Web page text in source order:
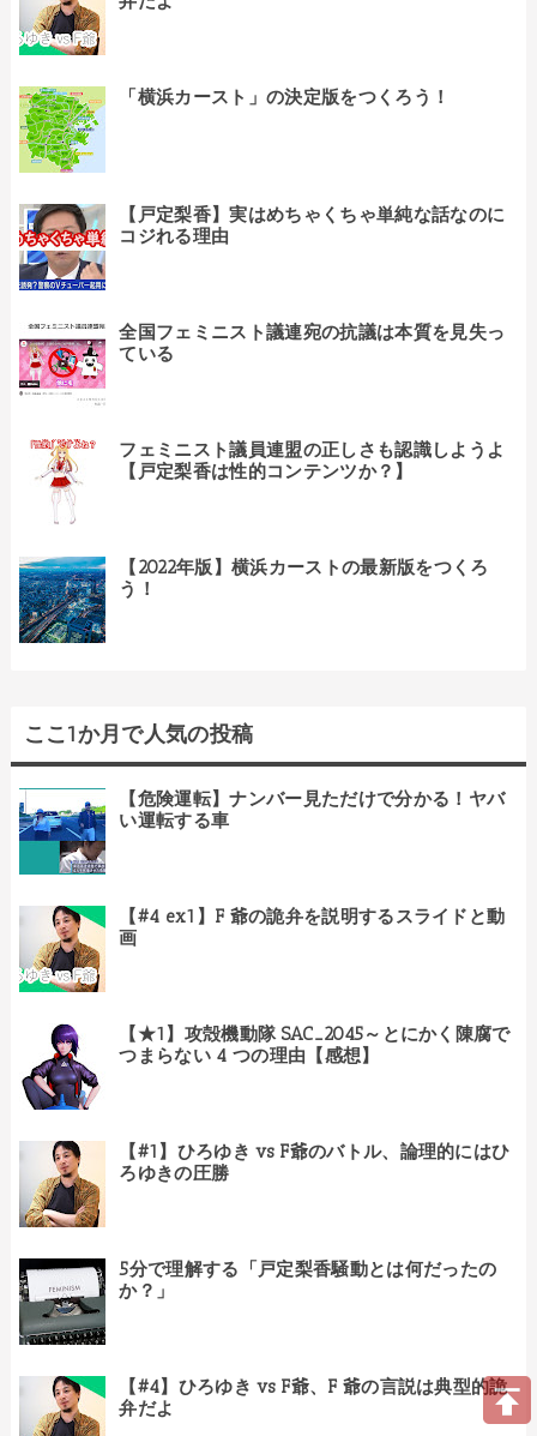
「横浜カースト」の決定版をつくろう！
【戸定梨香】実はめちゃくちゃ単純な話なのに
コジれる理由
全国フェミニスト議連宛の抗議は本質を見失っ
ている
フェミニスト議員連盟の正しさも認識しようよ
【戸定梨香は性的コンテンツか？】
【2022年版】横浜カーストの最新版をつくろ
う！
ここ1か月で人気の投稿
【危険運転】ナンバー見ただけで分かる！ヤバ
い運転する車
【#4 ex1】F 爺の詭弁を説明するスライドと動
画
【★1】攻殻機動隊 SAC_2045～とにかく陳腐で
つまらない 4 つの理由【感想】
【#1】ひろゆき vs F爺のバトル、論理的にはひ
ろゆきの圧勝
5分で理解する「戸定梨香騒動とは何だったの
か？」
【#4】ひろゆき vs F爺、F 爺の言説は典型的詭
弁だよ